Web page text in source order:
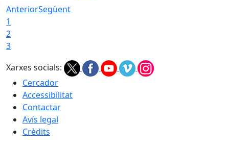
AnteriorSegüent
1
2
3
Xarxes socials:
Cercador
Accessibilitat
Contactar
Avís legal
Crèdits